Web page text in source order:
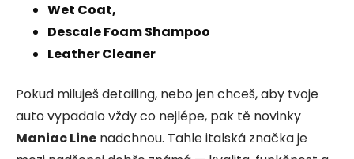
Wet Coat,
Descale Foam Shampoo
Leather Cleaner
Pokud miluješ detailing, nebo jen chceš, aby tvoje
auto vypadalo vždy co nejlépe, pak tě novinky
Maniac Line nadchnou. Tahle italská značka je